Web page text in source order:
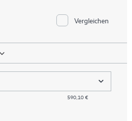
Vergleichen
590,10 €